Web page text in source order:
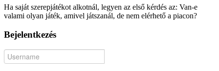
Ha saját szerepjátékot alkotnál, legyen az első kérdés az: Van-e
valami olyan játék, amivel játszanál, de nem elérhető a piacon?
Bejelentkezés